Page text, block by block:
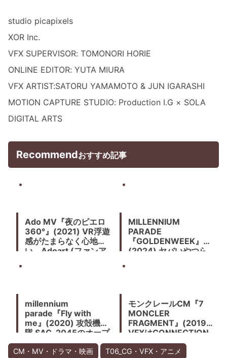
studio picapixels
XOR Inc.
VFX SUPERVISOR: TOMONORI HORIE
ONLINE EDITOR: YUTA MIURA
VFX ARTIST:SATORU YAMAMOTO & JUN IGARASHI
MOTION CAPTURE STUDIO: Production I.G × SOLA
DIGITAL ARTS
Recommendおすすめ記事
Ado MV『夜のピエロ
360°』(2021) VR浮遊
感がたまらなく心地よ
い。Adoart (ファンア
MILLENNIUM
PARADE
『GOLDENWEEK』
(2024) ヤバいやつら
millennium
parade『Fly with
me』(2020) 攻殻機動
隊 SAC‗2045のオープ
ニングを飾る
モンクレールCM『7
MONCLER
FRAGMENT』(2019)
VFXはCONNECTION
CM・MV・ドラマ・映画 T06_CG・VFX・アニメ